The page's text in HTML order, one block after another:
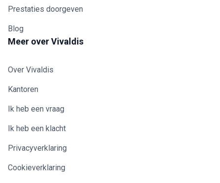
Prestaties doorgeven
Blog
Meer over Vivaldis
Over Vivaldis
Kantoren
Ik heb een vraag
Ik heb een klacht
Privacyverklaring
Cookieverklaring